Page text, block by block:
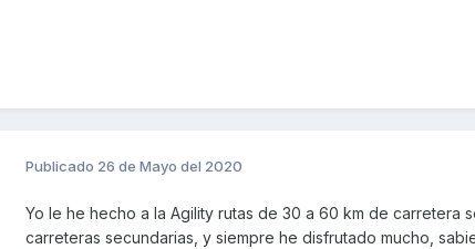
Publicado 26 de Mayo del 2020
Yo le he hecho a la Agility rutas de 30 a 60 km de carretera
carreteras secundarias, y siempre he disfrutado mucho,